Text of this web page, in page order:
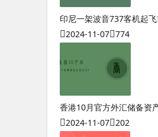
印尼一架波音737客机起
2024-11-07 774
香港10月官方外汇储备资
2024-11-07 202